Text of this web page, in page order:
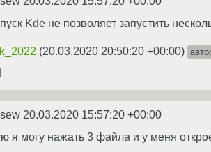
Kde не позволяет запустить
(20.03.2020 20:50:20 +00:00)
20.03.2020 15:57:20 +00:00
я могу нажать 3 файла и у меня